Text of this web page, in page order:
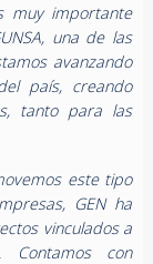
muy importante
una de las
avanzando
país, creando
tanto para las
este tipo
GEN ha
vinculados a
con